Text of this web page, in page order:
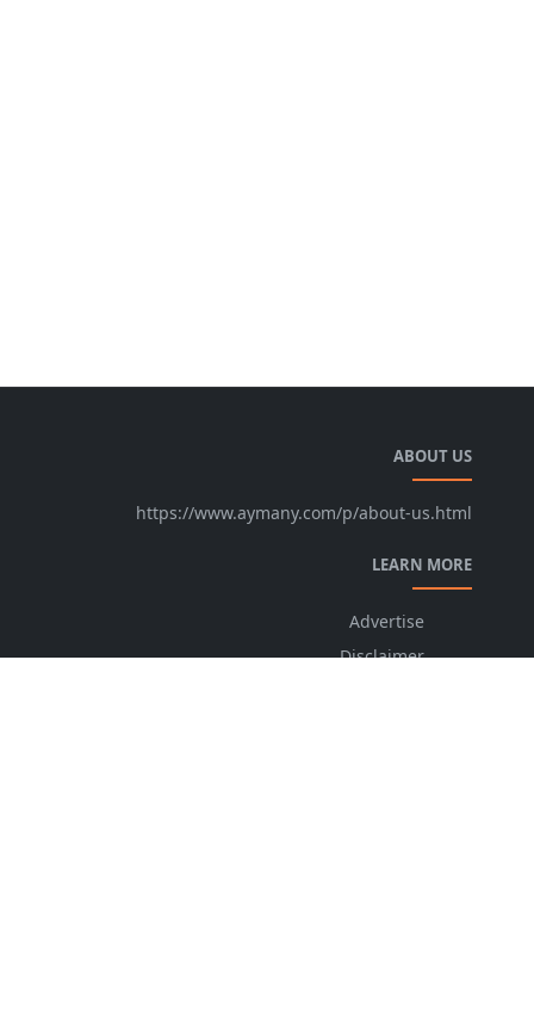
ABOUT US
https://www.aymany.com/p/about-us.html
LEARN MORE
Advertise
Disclaimer